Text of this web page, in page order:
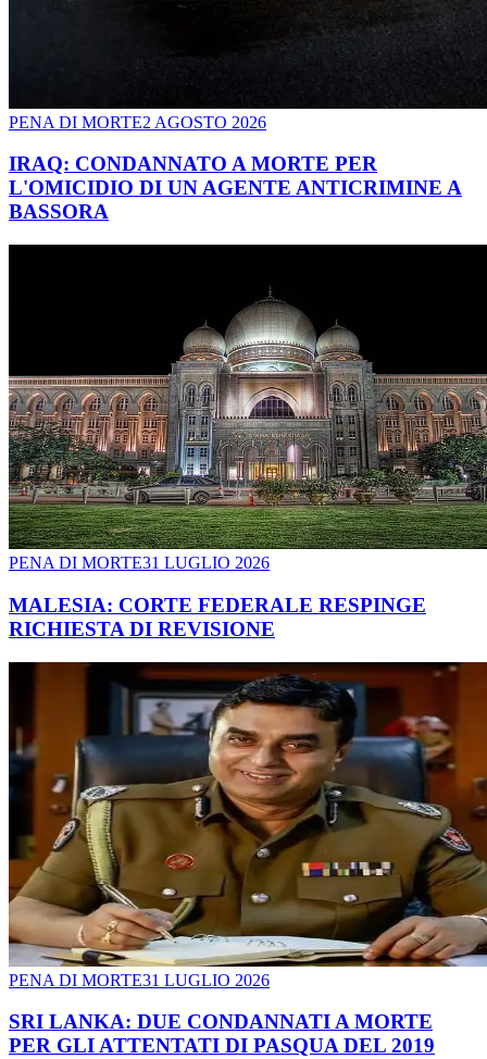
PENA DI MORTE2 AGOSTO 2026
IRAQ: CONDANNATO A MORTE PER
L'OMICIDIO DI UN AGENTE ANTICRIMINE A
BASSORA
PENA DI MORTE31 LUGLIO 2026
MALESIA: CORTE FEDERALE RESPINGE
RICHIESTA DI REVISIONE
PENA DI MORTE31 LUGLIO 2026
SRI LANKA: DUE CONDANNATI A MORTE
PER GLI ATTENTATI DI PASQUA DEL 2019